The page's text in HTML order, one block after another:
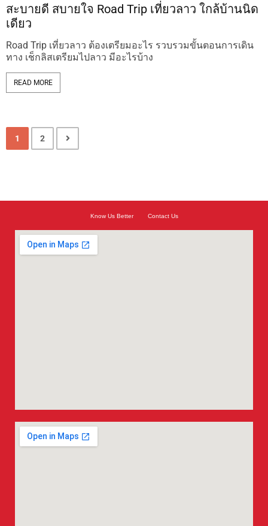
สะบายดี สบายใจ Road Trip เที่ยวลาว ใกล้บ้านนิด
เดียว
Road Trip เที่ยวลาว ต้องเตรียมอะไร รวบรวมขั้นตอนการเดิน
ทาง เช็กลิสเตรียมไปลาว มีอะไรบ้าง
READ MORE
1 2
Know Us Better Contact Us